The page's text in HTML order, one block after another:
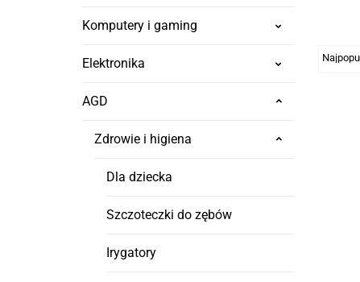
Komputery i gaming
Elektronika
AGD
Zdrowie i higiena
Dla dziecka
Szczoteczki do zębów
Irygatory